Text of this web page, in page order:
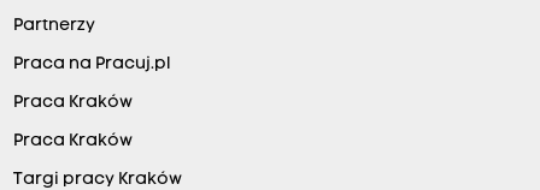
Partnerzy
Praca na Pracuj.pl
Praca Kraków
Praca Kraków
Targi pracy Kraków